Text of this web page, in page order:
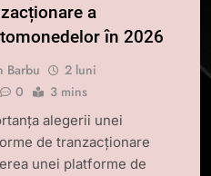
a
în 2026
Barbu
2 luni
0 3 mins
alegerii unei
de tranzacționare
unei platforme de